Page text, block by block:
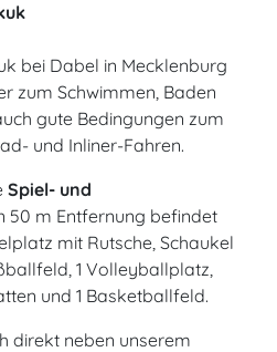
bei Dabel in Mecklenburg
zum Schwimmen, Baden
gute Bedingungen zum
und Inliner-Fahren.
Spiel- und
50 m Entfernung befindet
mit Rutsche, Schaukel
1 Volleyballplatz,
und 1 Basketballfeld.
direkt neben unserem